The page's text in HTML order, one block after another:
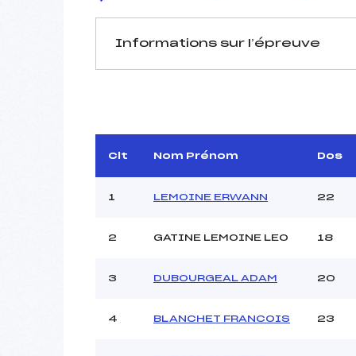
Informations sur l’épreuve
Arbitre :
Assistant :
MANCHE 1
Heure de départ :
Ouvreurs A :
Clt Nom Prénom Dos
1 LEMOINE ERWANN 22
2 GATINE LEMOINE LEO 18
3 DUBOURGEAL ADAM 20
4 BLANCHET FRANCOIS 23